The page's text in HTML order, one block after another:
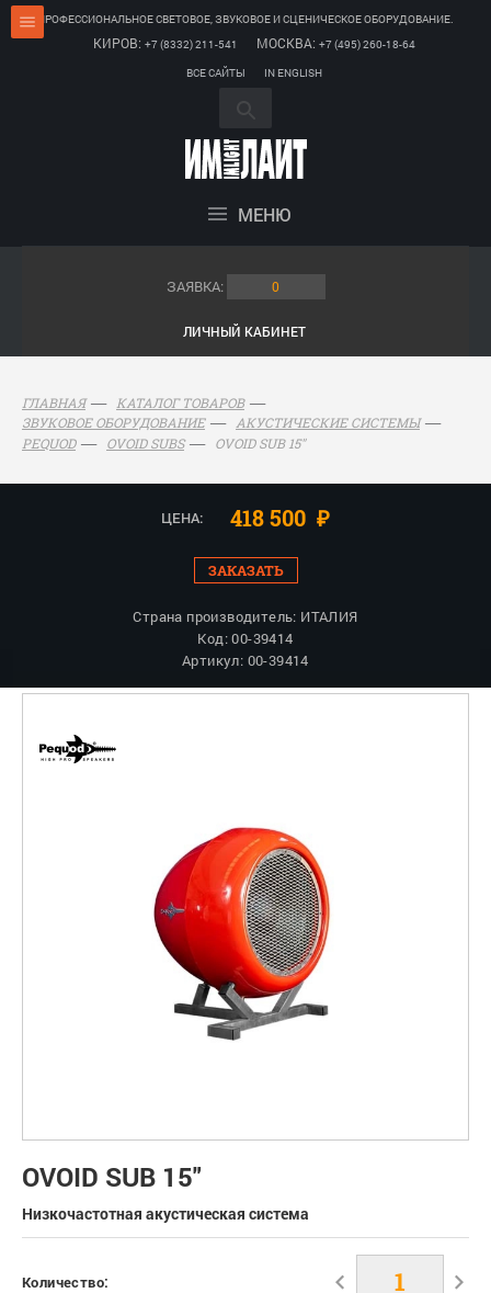
ПРОФЕССИОНАЛЬНОЕ СВЕТОВОЕ, ЗВУКОВОЕ И СЦЕНИЧЕСКОЕ ОБОРУДОВАНИЕ.
КИРОВ: +7 (8332) 211-541 МОСКВА: +7 (495) 260-18-64
ВСЕ САЙТЫ
IN ENGLISH
МЕНЮ
ЗАЯВКА: 0
ЛИЧНЫЙ КАБИНЕТ
ГЛАВНАЯ
КАТАЛОГ ТОВАРОВ
ЗВУКОВОЕ ОБОРУДОВАНИЕ
АКУСТИЧЕСКИЕ СИСТЕМЫ
PEQUOD
OVOID SUBS OVOID SUB 15"
ЦЕНА: 418 500 ₽
ЗАКАЗАТЬ
Страна производитель: ИТАЛИЯ
Код: 00-39414
Артикул: 00-39414
OVOID SUB 15"
Низкочастотная акустическая система
Количество: